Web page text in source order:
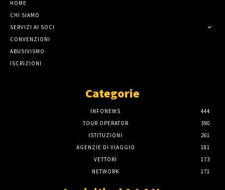
HOME
CHI SIAMO
SERVIZI AI SOCI
CONVENZIONI
ABUSIVISMO
ISCRIZIONI
Categorie
INFONEWS
444
TOUR OPERATOR
390
ISTITUZIONI
261
AGENZIE DI VIAGGIO
181
VETTORI
173
NETWORK
171